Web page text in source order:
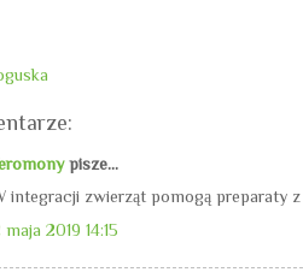
pisze...
integracji zwierząt pomogą preparaty
maja 2019 14:15